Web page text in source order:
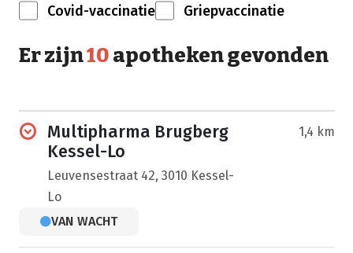
Covid-vaccinatie
Griepvaccinatie
Er zijn10apotheken gevonden
Multipharma Brugberg
Kessel-Lo
Leuvensestraat 42, 3010 Kessel-
Lo
VAN WACHT
1,4 km